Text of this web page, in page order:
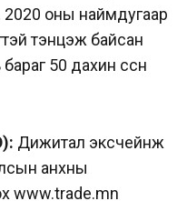
2020 оны наймдугаар
тэнцэж байсан
бараг 50 дахин өссөн
Дижитал эксчейнж
анхны
www.trade.mn